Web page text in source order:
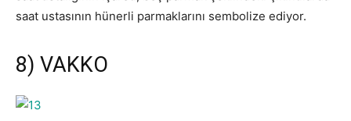
saat ustasının hünerli parmaklarını sembolize ediyor.
8) VAKKO